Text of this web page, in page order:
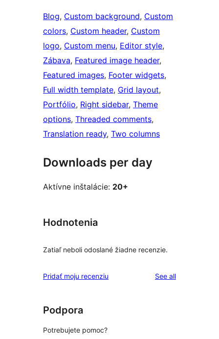
Blog, Custom background, Custom
colors, Custom header, Custom
logo, Custom menu, Editor style
Zábava, Featured image header
Featured images, Footer widgets
Full width template, Grid layout
Portfólio, Right sidebar, Theme
options, Threaded comments
Translation ready, Two columns
Downloads per day
Aktívne inštalácie: 20+
Hodnotenia
Zatiaľ neboli odoslané žiadne recenzie.
Pridať moju recenziu See allreviews
Podpora
Potrebujete pomoc?